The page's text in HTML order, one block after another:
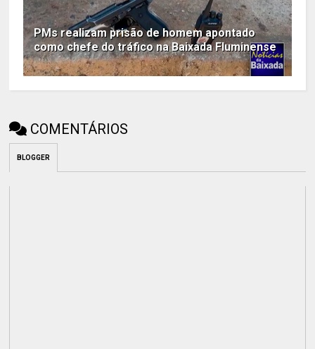
PMs realizam prisão de homem apontado
como chefe do tráfico na Baixada Fluminense
COMENTÁRIOS
BLOGGER